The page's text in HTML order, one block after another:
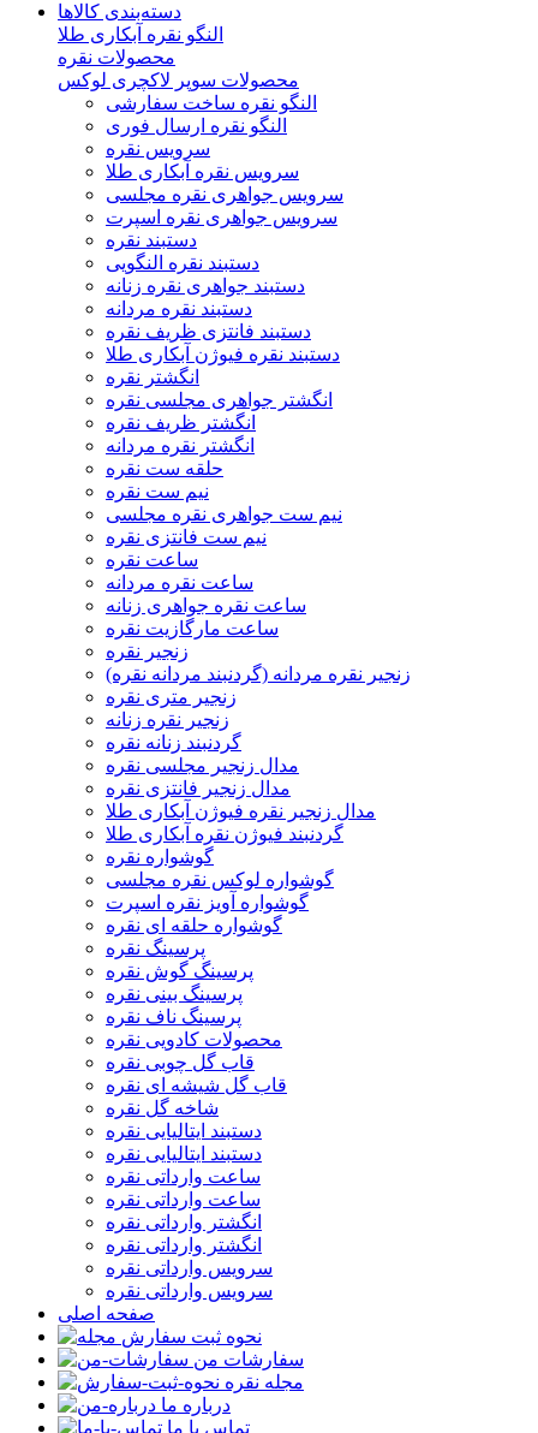
دسته‌بندی‌ کالاها
النگو نقره آبکاری طلا
محصولات نقره
محصولات سوپر لاکچری لوکس
النگو نقره ساخت سفارشی
النگو نقره ارسال فوری
سرویس نقره
سرویس نقره آبکاری طلا
سرویس جواهری نقره مجلسی
سرویس جواهری نقره اسپرت
دستبند نقره
دستبند نقره النگویی
دستبند جواهری نقره زنانه
دستبند نقره مردانه
دستبند فانتزی ظریف نقره
دستبند نقره فیوژن آبکاری طلا
انگشتر نقره
انگشتر جواهری مجلسی نقره
انگشتر ظریف نقره
انگشتر نقره مردانه
حلقه ست نقره
نیم ست نقره
نیم ست جواهری نقره مجلسی
نیم ست فانتزی نقره
ساعت نقره
ساعت نقره مردانه
ساعت نقره جواهری زنانه
ساعت مارگازیت نقره
زنجیر نقره
زنجیر نقره مردانه (گردنبند مردانه نقره)
زنجیر متری نقره
زنجیر نقره زنانه
گردنبند زنانه نقره
مدال زنجیر مجلسی نقره
مدال زنجیر فانتزی نقره
مدال زنجیر نقره فیوژن آبکاری طلا
گردنبند فیوژن نقره آبکاری طلا
گوشواره نقره
گوشواره لوکس نقره مجلسی
گوشواره آویز نقره اسپرت
گوشواره حلقه ای نقره
پرسینگ نقره
پرسینگ گوش نقره
پرسینگ بینی نقره
پرسینگ ناف نقره
محصولات کادویی نقره
قاب گل چوبی نقره
قاب گل شیشه ای نقره
شاخه گل نقره
دستبند ایتالیایی نقره
دستبند ایتالیایی نقره
ساعت وارداتی نقره
ساعت وارداتی نقره
انگشتر وارداتی نقره
انگشتر وارداتی نقره
سرویس وارداتی نقره
سرویس وارداتی نقره
صفحه اصلی
نحوه ثبت سفارش
سفارشات من
مجله نقره
درباره ما
تماس با ما